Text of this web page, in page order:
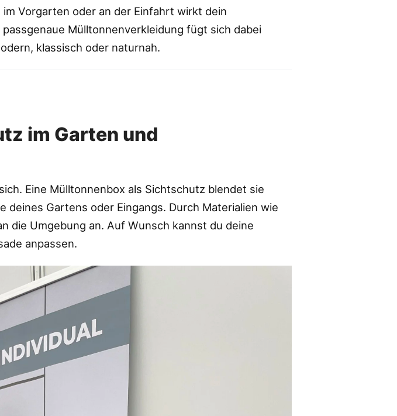
Vorgarten oder an der Einfahrt wirkt dein
Mülltonnenverkleidung fügt sich dabei
klassisch oder naturnah.
im Garten und
Eine Mülltonnenbox als Sichtschutz blendet sie
deines Gartens oder Eingangs. Durch Materialien wie
die Umgebung an. Auf Wunsch kannst du deine
anpassen.